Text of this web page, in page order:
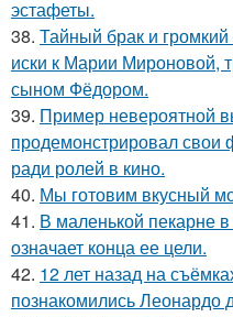
эстафеты.
38. Тайный брак и
иски к Марии Мироновой,
сыном Фёдором.
39. Пример невероятной
продемонстрировал свои
ради ролей в кино.
40. Мы готовим вкусный
41. В маленькой пекарне
означает конца ее цели.
42. 12 лет назад на
познакомились Леонардо